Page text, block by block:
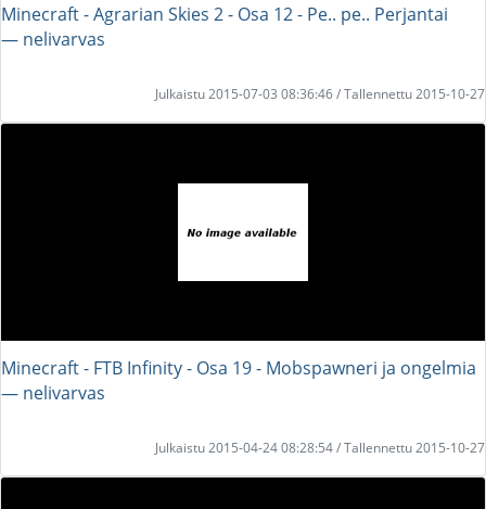
Minecraft - Agrarian Skies 2 - Osa 12 - Pe.. pe.. Perjantai
― nelivarvas
Julkaistu 2015-07-03 08:36:46 / Tallennettu 2015-10-27
Minecraft - FTB Infinity - Osa 19 - Mobspawneri ja ongelmia
― nelivarvas
Julkaistu 2015-04-24 08:28:54 / Tallennettu 2015-10-27